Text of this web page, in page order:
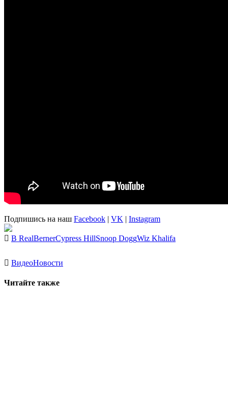
Подпишись на наш Facebook | VK | Instagram
B RealBernerCypress HillSnoop DoggWiz Khalifa
ВидеоНовости
Читайте также